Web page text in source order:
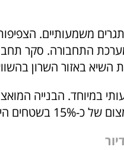
משמעותיים.
באזור השרון בהשוואה
במיוחד. הבנייה